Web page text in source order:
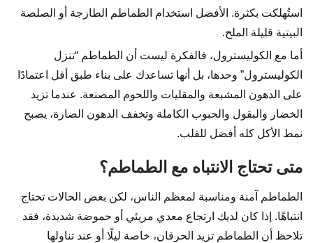
استُهلكت بكثرة. الأفضل استخدام الطماطم الطازجة أو الصلصة
البيتية قليلة الملح.
أما مع الكوليسترول، فالفكرة ليست أن الطماطم “تنزل
الكوليسترول” وحدها، بل أنها تساعدك على بناء طبق أقل اعتمادًا
على الدهون المشبعة والمقليات واللحوم المصنعة. عندما تزيد
الخضار والبقول والحبوب الكاملة وتخفف الدهون الضارة، يصبح
نمط الأكل كله أفضل للقلب.
متى تحتاج الانتباه مع الطماطم؟
الطماطم آمنة ومناسبة لمعظم الناس، لكن بعض الحالات تحتاج
انتباهًا. إذا كان لديك ارتجاع معدي مريئي أو حموضة شديدة، فقد
تلاحظ أن الطماطم تزيد الحرقان، خاصة ليلًا أو عند تناولها